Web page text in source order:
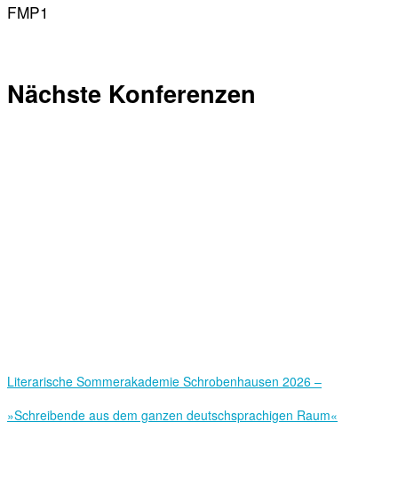
FMP1
Nächste Konferenzen
Literarische Sommerakademie Schrobenhausen 2026 –
»Schreibende aus dem ganzen deutschsprachigen Raum«